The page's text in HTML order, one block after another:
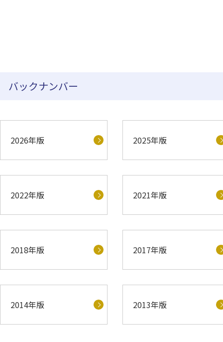
バックナンバー
2026年版 2025年版
2022年版 2021年版
2018年版 2017年版
2014年版 2013年版